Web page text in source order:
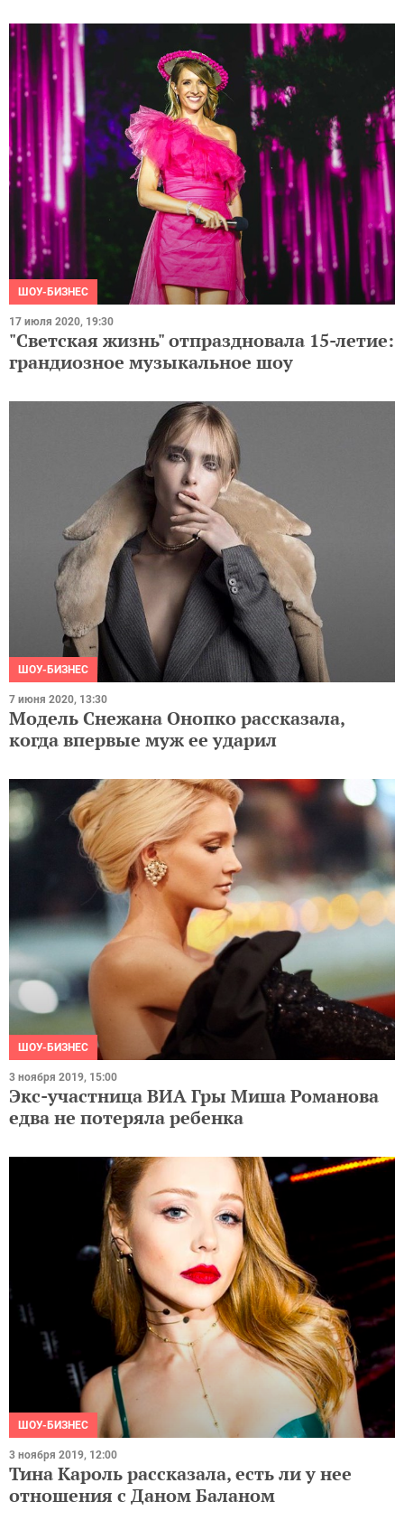
ШОУ-БИЗНЕС
17 июля 2020, 19:30
"Светская жизнь" отпраздновала 15-летие:
грандиозное музыкальное шоу
ШОУ-БИЗНЕС
7 июня 2020, 13:30
Модель Снежана Онопко рассказала,
когда впервые муж ее ударил
ШОУ-БИЗНЕС
3 ноября 2019, 15:00
Экс-участница ВИА Гры Миша Романова
едва не потеряла ребенка
ШОУ-БИЗНЕС
3 ноября 2019, 12:00
Тина Кароль рассказала, есть ли у нее
отношения с Даном Баланом